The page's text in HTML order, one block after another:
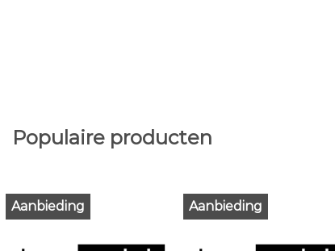
Populaire producten
Aanbieding Aanbieding